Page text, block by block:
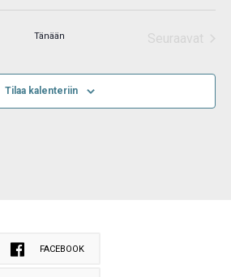
Tänään
Seuraavat
Tilaa kalenteriin
FACEBOOK